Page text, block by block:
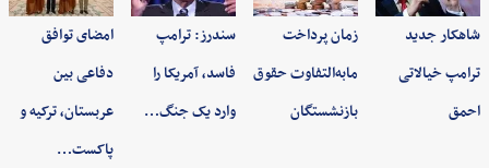
شاهکار جدید
ترامپ خیالاتی
احمق
زمان پرداخت
مابه‌التفاوت حقوق
بازنشستگان
سندرز: ترامپ
فاسد، آمریکا را
وارد یک جنگ…
امضای توافق
دفاعی بین
عربستان، ترکیه و
پاکست…